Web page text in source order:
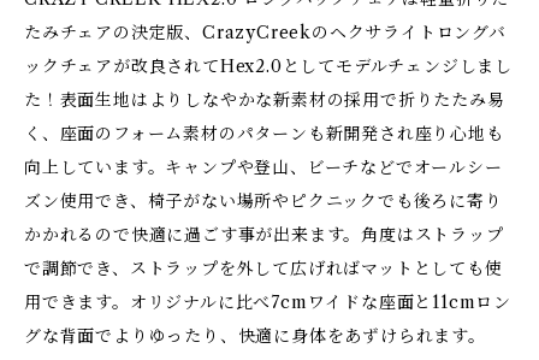
たみチェアの決定版、CrazyCreekのヘクサライトロングバ
ックチェアが改良されてHex2.0としてモデルチェンジしまし
た！表面生地はよりしなやかな新素材の採用で折りたたみ易
く、座面のフォーム素材のパターンも新開発され座り心地も
向上しています。キャンプや登山、ビーチなどでオールシー
ズン使用でき、椅子がない場所やピクニックでも後ろに寄り
かかれるので快適に過ごす事が出来ます。角度はストラップ
で調節でき、ストラップを外して広げればマットとしても使
用できます。オリジナルに比べ7cmワイドな座面と11cmロン
グな背面でよりゆったり、快適に身体をあずけられます。